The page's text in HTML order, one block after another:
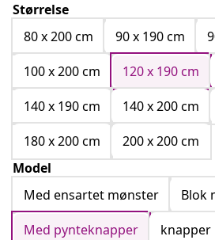
Størrelse
80 x 200 cm
90 x 190 cm
100 x 200 cm
120 x 190 cm
140 x 190 cm
140 x 200 cm
180 x 200 cm
200 x 200 cm
Model
Med ensartet mønster
Blok
Med pynteknapper
knapper